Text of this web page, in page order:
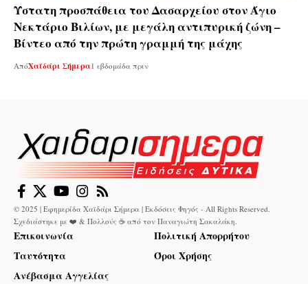
Ύστατη προσπάθεια του Δασαρχείου στον Άγιο
Νεκτάριο Βιλίων, με μεγάλη αντιπυρική ζώνη –
Βίντεο από την πρώτη γραμμή της μάχης
ΑπόΧαϊδάρι Σήμερα 1 εβδομάδα πριν
© 2025 | Εφημερίδα Χαϊδάρι Σήμερα | Εκδόσεις Φηγός - All Rights Reserved.
Σχεδιάστηκε με ❤️ & Πολλούς ☕ από τον Παναγιώτη Σακαλάκη.
Επικοινωνία
Ταυτότητα
Ανέβασμα Αγγελίας
Πολιτική Απορρήτου
Όροι Χρήσης